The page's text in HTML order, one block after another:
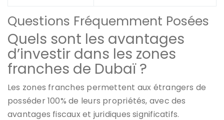
Questions Fréquemment Posées
Quels sont les avantages
d’investir dans les zones
franches de Dubaï ?
Les zones franches permettent aux étrangers de
posséder 100% de leurs propriétés, avec des
avantages fiscaux et juridiques significatifs.